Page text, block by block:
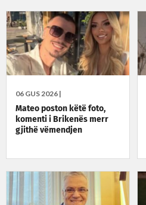
06 GUS 2026 |
Mateo poston këtë foto,
komenti i Brikenës merr
gjithë vëmendjen